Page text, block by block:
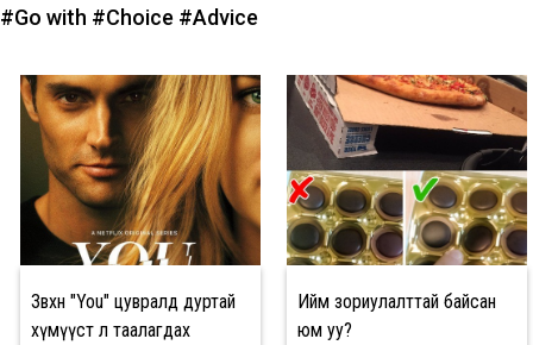
#Go with #Choice #Advice
Зөвхөн "You" цувралд дуртай
хүмүүст л таалагдах
Ийм зориулалттай байсан
юм уу?